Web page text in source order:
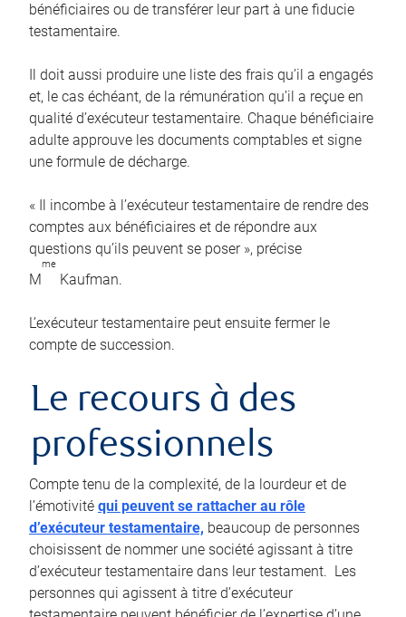
bénéficiaires ou de transférer leur part à une fiducie
testamentaire.
Il doit aussi produire une liste des frais qu’il a engagés
et, le cas échéant, de la rémunération qu’il a reçue en
qualité d’exécuteur testamentaire. Chaque bénéficiaire
adulte approuve les documents comptables et signe
une formule de décharge.
« Il incombe à l’exécuteur testamentaire de rendre des
comptes aux bénéficiaires et de répondre aux
questions qu’ils peuvent se poser », précise
M
me
Kaufman.
L’exécuteur testamentaire peut ensuite fermer le
compte de succession.
Le recours à des
professionnels
Compte tenu de la complexité, de la lourdeur et de
l’émotivité qui peuvent se rattacher au rôle
d’exécuteur testamentaire, beaucoup de personnes
choisissent de nommer une société agissant à titre
d’exécuteur testamentaire dans leur testament. Les
personnes qui agissent à titre d’exécuteur